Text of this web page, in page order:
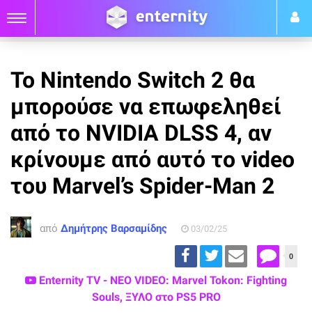
Το Nintendo Switch 2 θα
μπορούσε να επωφεληθεί
από το NVIDIA DLSS 4, αν
κρίνουμε από αυτό το video
του Marvel’s Spider-Man 2
από Δημήτρης Βαρσαμίδης 03/02/25
0
Enternity TV - ΝΕΟ VIDEO: Marvel Tokon: Fighting
Souls, ΞΥΛΟ στο PS5 PRO